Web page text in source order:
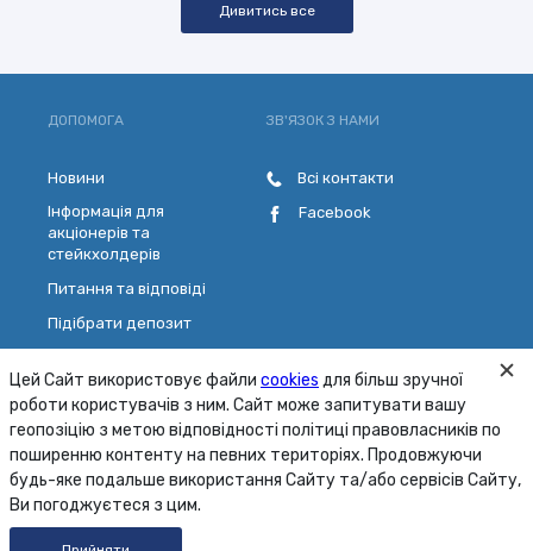
Дивитись все
Цей Сайт використовує файли cookies для більш зручної
роботи користувачів з ним. Сайт може запитувати вашу
геопозіцію з метою відповідності політиці правовласників по
поширенню контенту на певних територіях. Продовжуючи
будь-яке подальше використання Сайту та/або сервісів Сайту,
Ви погоджуєтеся з цим.
ДОПОМОГА
Новини
Інформація для
акціонерів та
стейкхолдерів
Питання та відповіді
Підібрати депозит
Обрати платіжну картку
Зворотній зв'язок
ЗВ'ЯЗОК З НАМИ
Всі контакти
Facebook
© 2001 - 2026 ПАТ «МТБ БАНК»
Карта сайту